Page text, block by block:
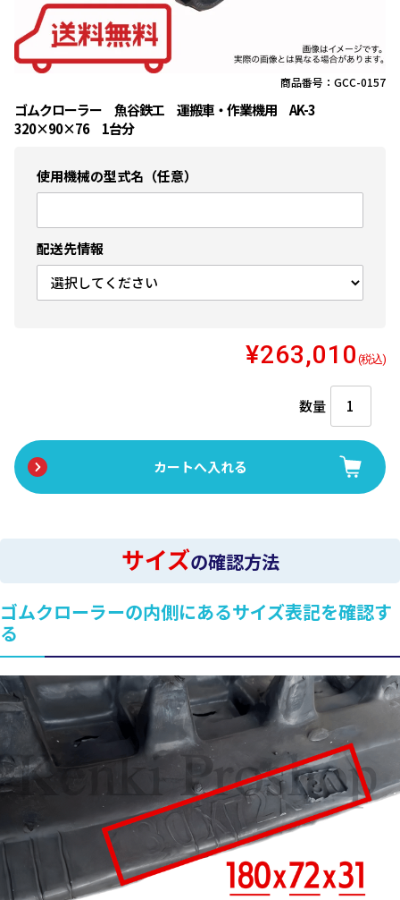
商品番号：GCC-0157
ゴムクローラー 魚谷鉄工 運搬車・作業機用 AK-3
320×90×76 1台分
使用機械の型式名（任意）
配送先情報
¥263,010 (税込)
数量
サイズの確認方法
ゴムクローラーの内側にあるサイズ表記を確認す
る